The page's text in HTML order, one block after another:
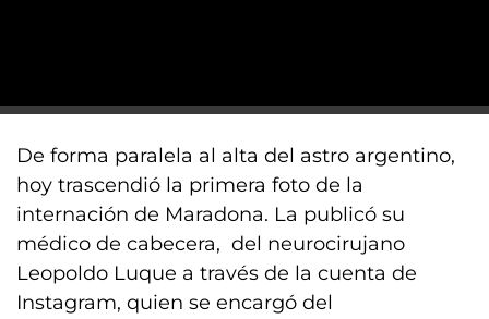
De forma paralela al alta del astro argentino,
hoy trascendió la primera foto de la
internación de Maradona. La publicó su
médico de cabecera, del neurocirujano
Leopoldo Luque a través de la cuenta de
Instagram, quien se encargó del